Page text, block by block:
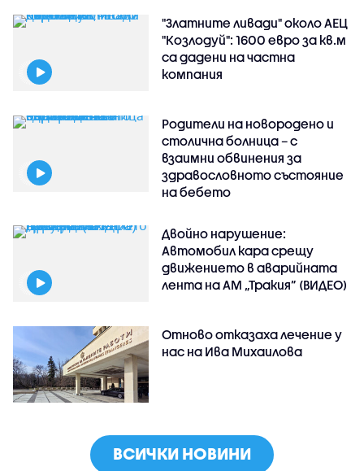
"Златните ливади" около АЕЦ
"Козлодуй": 1600 евро за кв.м
са дадени на частна
компания
Родители на новородено и
столична болница – с
взаимни обвинения за
здравословното състояние
на бебето
Двойно нарушение:
Автомобил кара срещу
движението в аварийната
лента на АМ „Тракия” (ВИДЕО)
Отново отказаха лечение у
нас на Ива Михаилова
ВСИЧКИ НОВИНИ